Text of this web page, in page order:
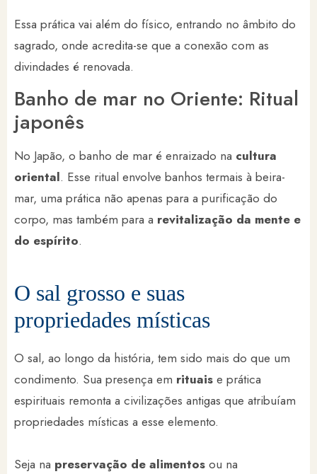
Essa prática vai além do físico, entrando no âmbito do
sagrado, onde acredita-se que a conexão com as
divindades é renovada.
Banho de mar no Oriente: Ritual
japonês
No Japão, o banho de mar é enraizado na cultura
oriental. Esse ritual envolve banhos termais à beira-
mar, uma prática não apenas para a purificação do
corpo, mas também para a revitalização da mente e
do espírito.
O sal grosso e suas
propriedades místicas
O sal, ao longo da história, tem sido mais do que um
condimento. Sua presença em rituais e prática
espirituais remonta a civilizações antigas que atribuíam
propriedades místicas a esse elemento.
Seja na preservação de alimentos ou na